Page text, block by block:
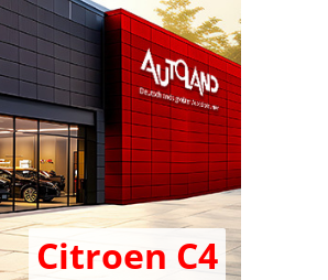
Citroen C4